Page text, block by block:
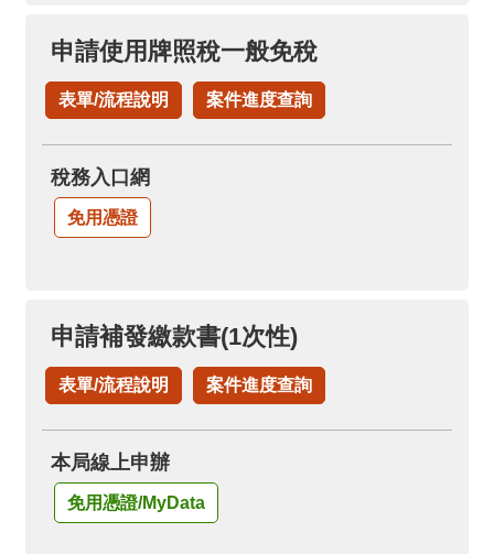
申請使用牌照稅一般免稅
表單/流程說明 案件進度查詢
稅務入口網
免用憑證
申請補發繳款書(1次性)
表單/流程說明 案件進度查詢
本局線上申辦
免用憑證/MyData